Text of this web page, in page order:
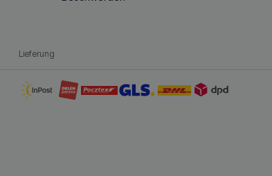
Lieferung